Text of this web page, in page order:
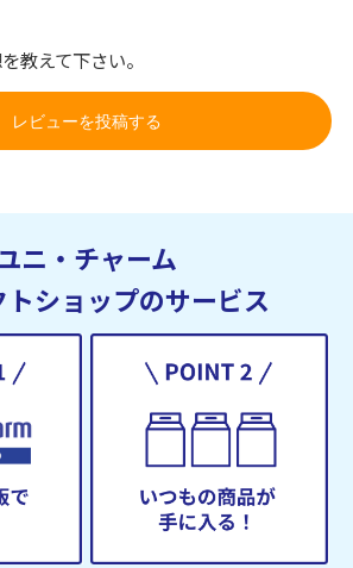
教えて下さい。
レビューを投稿する
ニ・チャーム
ショップのサービス